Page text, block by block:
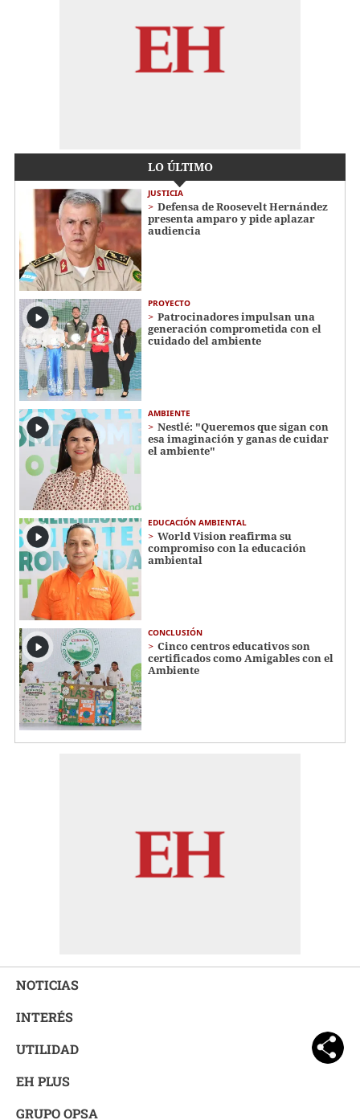
LO ÚLTIMO
JUSTICIA
Defensa de Roosevelt Hernández
presenta amparo y pide aplazar
audiencia
PROYECTO
Patrocinadores impulsan una
generación comprometida con el
cuidado del ambiente
AMBIENTE
Nestlé: "Queremos que sigan con
esa imaginación y ganas de cuidar
el ambiente"
EDUCACIÓN AMBIENTAL
World Vision reafirma su
compromiso con la educación
ambiental
CONCLUSIÓN
Cinco centros educativos son
certificados como Amigables con el
Ambiente
NOTICIAS
INTERÉS
UTILIDAD
EH PLUS
GRUPO OPSA